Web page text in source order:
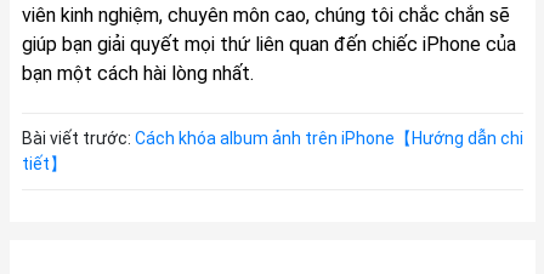
viên kinh nghiệm, chuyên môn cao, chúng tôi chắc chắn sẽ
giúp bạn giải quyết mọi thứ liên quan đến chiếc iPhone của
bạn một cách hài lòng nhất.
Bài viết trước: Cách khóa album ảnh trên iPhone【Hướng dẫn chi
tiết】